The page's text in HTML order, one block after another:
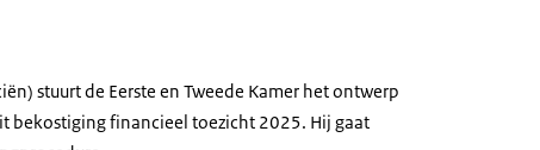
stuurt de Eerste en Tweede Kamer het ontwerp
bekostiging financieel toezicht 2025. Hij gaat